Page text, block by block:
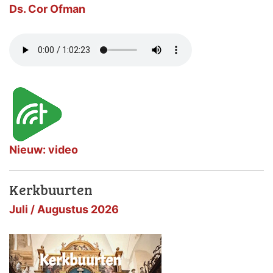
Ds. Cor Ofman
Nieuw: video
Kerkbuurten
Juli / Augustus 2026